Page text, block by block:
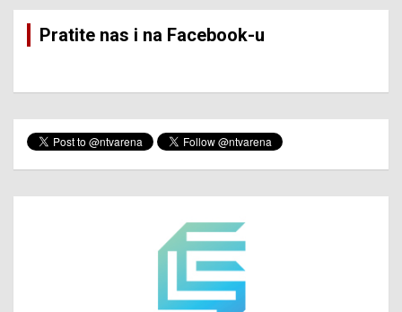
Pratite nas i na Facebook-u